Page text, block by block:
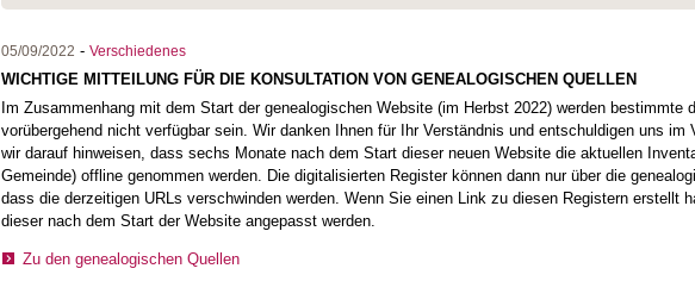
05/09/2022 - Verschiedenes
WICHTIGE MITTEILUNG FÜR DIE KONSULTATION VON GENEALOGISCHEN QUELLEN
Im Zusammenhang mit dem Start der genealogischen Website (im Herbst 2022) werden
vorübergehend nicht verfügbar sein. Wir danken Ihnen für Ihr Verständnis und entschuldigen uns
wir darauf hinweisen, dass sechs Monate nach dem Start dieser neuen Website die aktuellen
Gemeinde) offline genommen werden. Die digitalisierten Register können dann nur über die
dass die derzeitigen URLs verschwinden werden. Wenn Sie einen Link zu diesen Registern erstellt
dieser nach dem Start der Website angepasst werden.
Zu den genealogischen Quellen